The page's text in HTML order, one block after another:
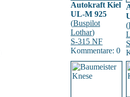
Autokraft Kiel
UL-M 925
(Buspilot
Lothar)
S-315 NF
Kommentare: 0
(